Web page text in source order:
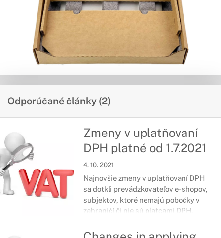
Odporúčané články (2)
Zmeny v uplatňovaní
DPH platné od 1.7.2021
4. 10. 2021
Najnovšie zmeny v uplatňovaní DPH
sa dotkli prevádzkovateľov e-shopov,
subjektov, ktoré nemajú pobočky v
zahraničí či nie sú platcami DPH.